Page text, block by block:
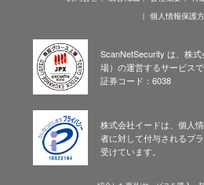
個人情報保護
ScanNetSecurity は、株
場）の運営するサービスで
証券コード：6038
株式会社イードは、個人
者に対して付与されるプ
受けています。